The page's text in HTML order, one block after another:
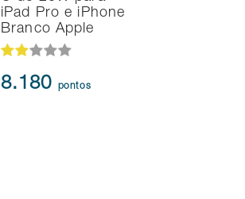
iPad Pro e iPhone
Branco Apple
8.180 pontos